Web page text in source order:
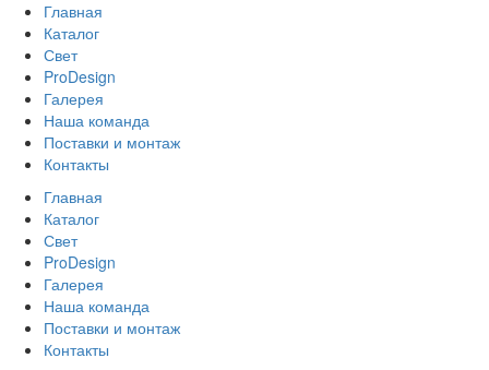
Главная
Каталог
Свет
ProDesign
Галерея
Наша команда
Поставки и монтаж
Контакты
Главная
Каталог
Свет
ProDesign
Галерея
Наша команда
Поставки и монтаж
Контакты